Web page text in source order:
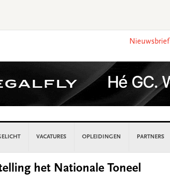
Nieuwsbrief
VACATURES OPLEIDINGEN PARTNERS
het Nationale Toneel